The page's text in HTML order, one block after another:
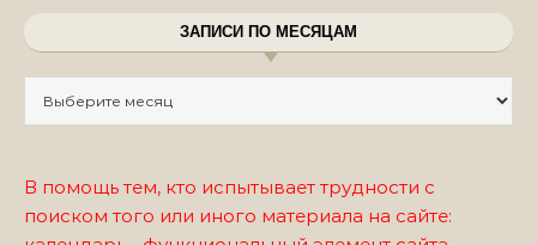
ЗАПИСИ ПО МЕСЯЦАМ
В помощь тем, кто испытывает трудности с
поиском того или иного материала на сайте: